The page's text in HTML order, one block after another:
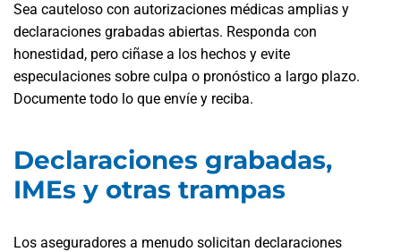
Sea cauteloso con autorizaciones médicas amplias y
declaraciones grabadas abiertas. Responda con
honestidad, pero ciñase a los hechos y evite
especulaciones sobre culpa o pronóstico a largo plazo.
Documente todo lo que envíe y reciba.
Declaraciones grabadas,
IMEs y otras trampas
Los aseguradores a menudo solicitan declaraciones